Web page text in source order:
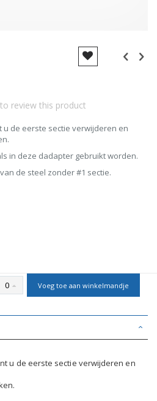
review this product
u de eerste sectie verwijderen en
in deze dadapter gebruikt worden.
de steel zonder #1 sectie.
Voeg toe aan winkelmandje
u de eerste sectie verwijderen en